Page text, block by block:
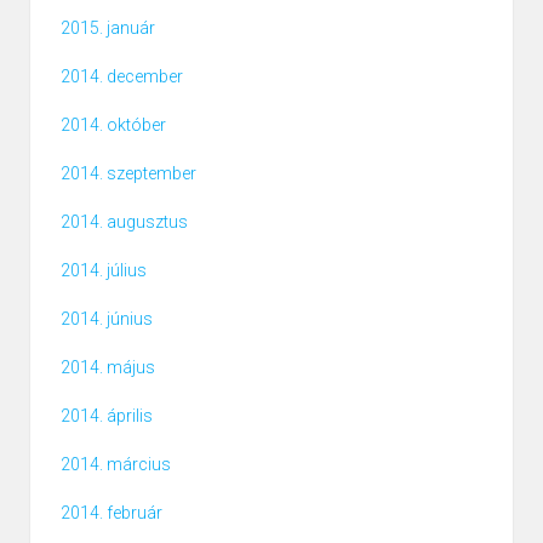
2015. január
2014. december
2014. október
2014. szeptember
2014. augusztus
2014. július
2014. június
2014. május
2014. április
2014. március
2014. február